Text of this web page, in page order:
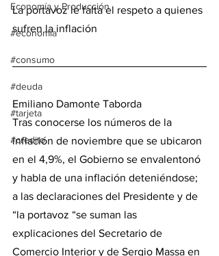
Economía y Producción
#economia
#consumo
#deuda
#tarjeta
#credito
La portavoz le falta el respeto a quienes
sufren la inflación
Tras conocerse los números de la
inflación de noviembre que se ubicaron
en el 4,9%, el Gobierno se envalentonó
y habla de una inflación deteniéndose;
a las declaraciones del Presidente y de
“la portavoz “se suman las
explicaciones del Secretario de
Comercio Interior y de Sergio Massa en